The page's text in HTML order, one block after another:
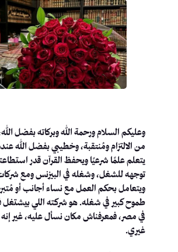
وعليكم السلام ورحمة الله وبركاته بفضل
من الالتزام ومُنتقبة، وخطيبي بفضل الله
يتعلم علمًا شرعيًا ويحفظ القرآن قدر
توجهه للشغل، وشغله في البيزنس ومع شركات
ويتعامل بحكم العمل مع نساء أجانب أو
طموح كبير في شغله. هو شركته اللي بيشتغل
في مصر، فمعرفناش مكان نسأل عليه، غير
غيري.